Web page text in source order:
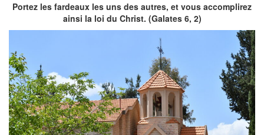
Portez les fardeaux les uns des autres, et vous accomplirez
ainsi la loi du Christ. (Galates 6, 2)